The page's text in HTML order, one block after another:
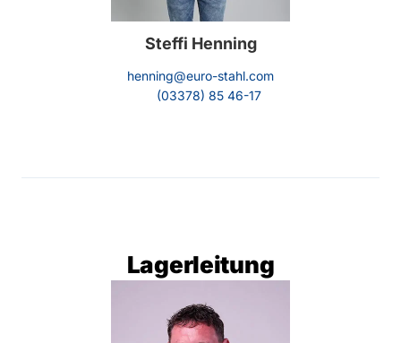
Steffi Henning
henning@euro-stahl.com
(03378) 85 46-17
Lagerleitung